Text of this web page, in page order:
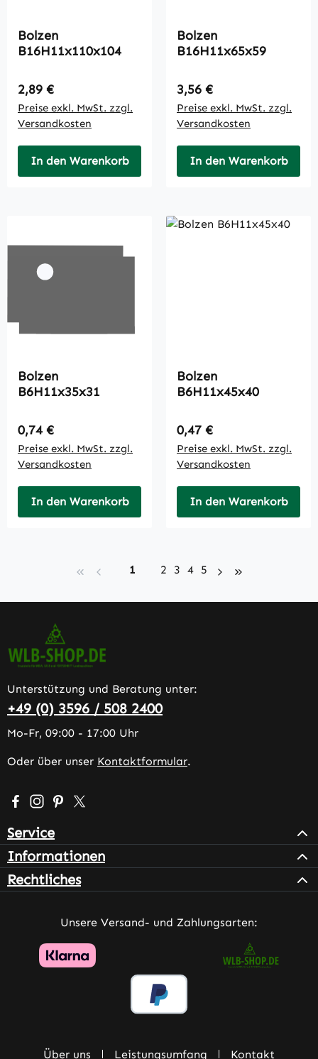
Bolzen
B16H11x110x104
Regulärer Preis:
2,89 €
Preise exkl. MwSt. zzgl.
Versandkosten
In den Warenkorb
Bolzen
B16H11x65x59
Regulärer Preis:
3,56 €
Preise exkl. MwSt. zzgl.
Versandkosten
In den Warenkorb
Bolzen
B6H11x35x31
Regulärer Preis:
0,74 €
Preise exkl. MwSt. zzgl.
Versandkosten
In den Warenkorb
Bolzen
B6H11x45x40
Regulärer Preis:
0,47 €
Preise exkl. MwSt. zzgl.
Versandkosten
In den Warenkorb
Seite
1 Seite
2 Seite
3 Seite
4 Seite
5
Unterstützung und Beratung unter:
+49 (0) 3596 / 508 2400
Mo-Fr, 09:00 - 17:00 Uhr
Oder über unser Kontaktformular.
Besuche uns auf Facebook – öffnet in neuem Tab
Schau auf Instagram vorbei – öffnet in neuem Tab
Lass dich auf Pinterest inspirieren – öffnet in
Folge uns auf X – öffnet in neuem Tab
Service
Informationen
Rechtliches
Unsere Versand- und Zahlungsarten:
Über uns Leistungsumfang Kontakt